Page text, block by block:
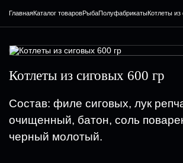
ГлавнаяКаталог товаровРыбаПолуфабрикатыКотлеты из
Котлеты из сиговых 600 гр
Состав: филе сиговых, лук
очищенный, батон, соль
черный молотый.